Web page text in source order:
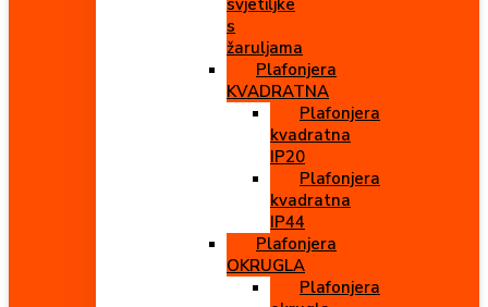
svjetiljke
s
žaruljama
Plafonjera
KVADRATNA
Plafonjera
kvadratna
IP20
Plafonjera
kvadratna
IP44
Plafonjera
OKRUGLA
Plafonjera